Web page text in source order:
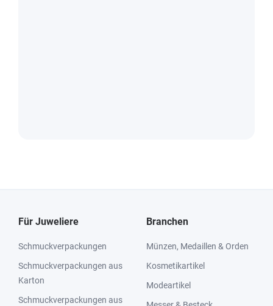
Für Juweliere
Schmuckverpackungen
Schmuckverpackungen aus
Karton
Schmuckverpackungen aus
Branchen
Münzen, Medaillen & Orden
Kosmetikartikel
Modeartikel